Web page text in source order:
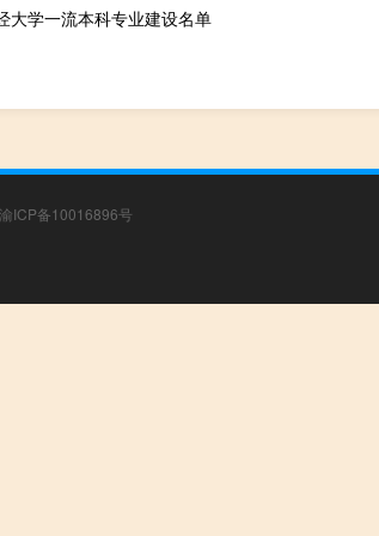
大学一流本科专业建设名单
渝ICP备10016896号